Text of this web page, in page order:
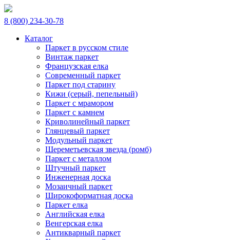
8 (800) 234-30-78
Каталог
Паркет в русском стиле
Винтаж паркет
Французская елка
Современный паркет
Паркет под старину
Кижи (серый, пепельный)
Паркет с мрамором
Паркет с камнем
Криволинейный паркет
Глянцевый паркет
Модульный паркет
Шереметьевская звезда (ромб)
Паркет с металлом
Штучный паркет
Инженерная доска
Мозаичный паркет
Широкоформатная доска
Паркет елка
Английская елка
Венгерская елка
Антикварный паркет